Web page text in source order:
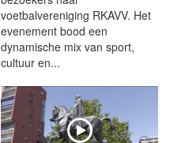
voetbalvereniging RKAVV. Het
evenement bood een
dynamische mix van sport,
cultuur en...